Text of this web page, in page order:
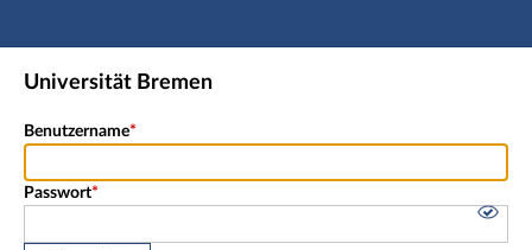
Hauptnavigation
Shibboleth Login
Universität Bremen
Benutzername
Passwort